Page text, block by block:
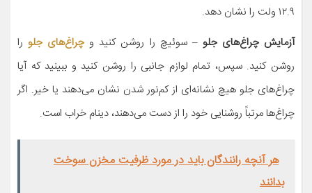
۱۲.۹ ولت را نشان دهد.
آزمایش چراغ‌های جلو – سوئیچ را روشن کنید وچراغ‌های جلو را
روشن کنید. سپس، تمام لوازم جانبی را روشن کنید و ببینید که آیا
چراغ‌های جلو هیچ نشانه‌ای از کم‌نور شدن نشان می‌دهند یا خیر. اگر
چراغ‌ها مرتباً روشنایی خود را از دست می‌دهند، دینام خراب است.
هر آنچه رانندگان باید در مورد ظرفیت مخزن سوخت
بدانند